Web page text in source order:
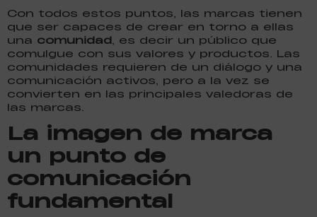
Con todos estos puntos, las marcas tienen
que ser capaces de crear en torno a ellas
una comunidad, es decir un público que
comulgue con sus valores y productos. Las
comunidades requieren de un diálogo y una
comunicación activos, pero a la vez se
convierten en las principales valedoras de
las marcas.
La imagen de marca
un punto de
comunicación
fundamental